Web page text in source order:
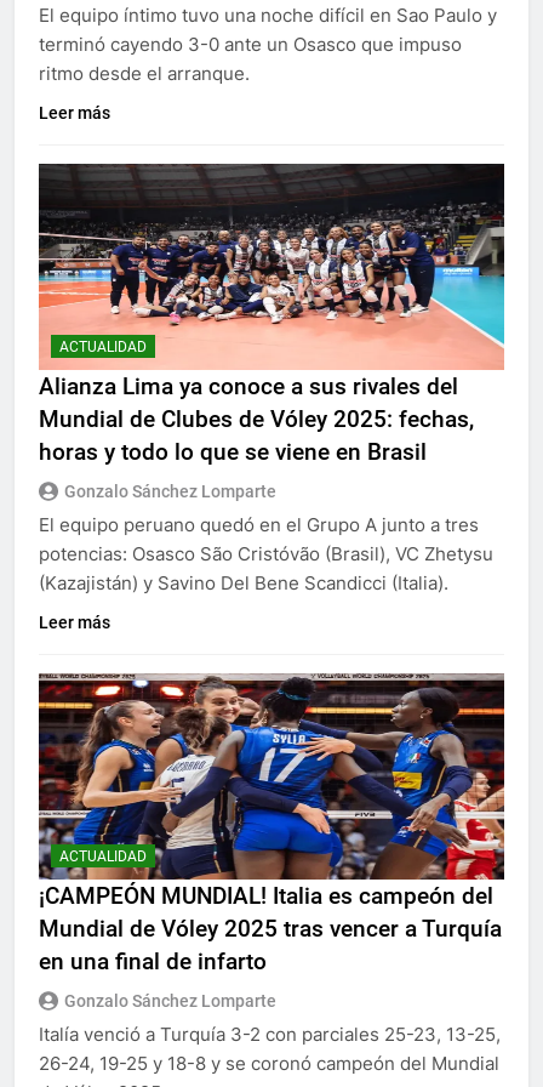
El equipo íntimo tuvo una noche difícil en Sao Paulo y
terminó cayendo 3-0 ante un Osasco que impuso
ritmo desde el arranque.
Leer más
ACTUALIDAD
Alianza Lima ya conoce a sus rivales del
Mundial de Clubes de Vóley 2025: fechas,
horas y todo lo que se viene en Brasil
Gonzalo Sánchez Lomparte
El equipo peruano quedó en el Grupo A junto a tres
potencias: Osasco São Cristóvão (Brasil), VC Zhetysu
(Kazajistán) y Savino Del Bene Scandicci (Italia).
Leer más
ACTUALIDAD
¡CAMPEÓN MUNDIAL! Italia es campeón del
Mundial de Vóley 2025 tras vencer a Turquía
en una final de infarto
Gonzalo Sánchez Lomparte
Italía venció a Turquía 3-2 con parciales 25-23, 13-25,
26-24, 19-25 y 18-8 y se coronó campeón del Mundial